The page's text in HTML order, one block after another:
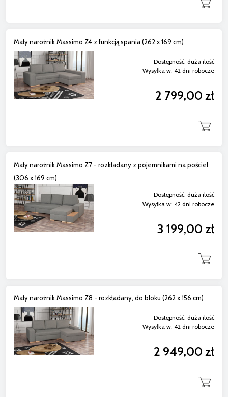
Mały narożnik Massimo Z4 z funkcją spania (262 x 169 cm)
Dostępność: duża ilość
Wysyłka w: 42 dni robocze
2 799,00 zł
Mały narożnik Massimo Z7 - rozkładany z pojemnikami na pościel
(306 x 169 cm)
Dostępność: duża ilość
Wysyłka w: 42 dni robocze
3 199,00 zł
Mały narożnik Massimo Z8 - rozkładany, do bloku (262 x 156 cm)
Dostępność: duża ilość
Wysyłka w: 42 dni robocze
2 949,00 zł